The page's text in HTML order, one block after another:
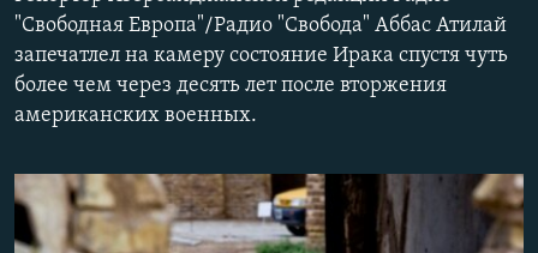
Перейти
поиску
РЕГИОН
НАГОРНЫЙ КАРАБАХ
КУЛЬТУРА
АРХИВ
"Свободная Европа"/Радио "Свобода" Аббас Атилай
запечатлел на камеру состояние Ирака спустя чуть
более чем через десять лет после вторжения
американских военных.